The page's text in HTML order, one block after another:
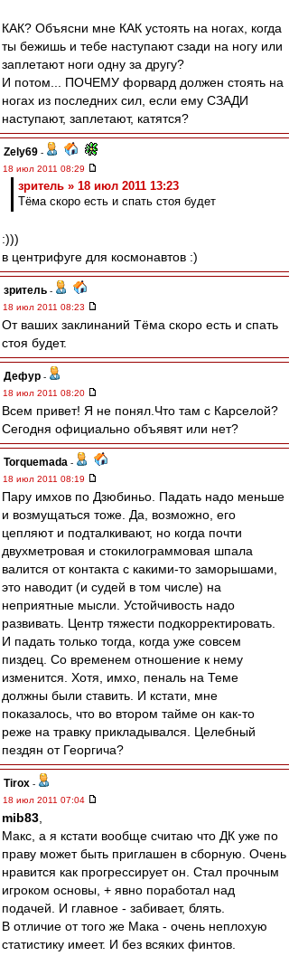
КАК? Объясни мне КАК устоять на ногах, когда
ты бежишь и тебе наступают сзади на ногу или
заплетают ноги одну за другу?
И потом... ПОЧЕМУ форвард должен стоять на
ногах из последних сил, если ему СЗАДИ
наступают, заплетают, катятся?
Zely69 -
18 июл 2011 08:29
зpитель » 18 июл 2011 13:23
Тёма скоро есть и спать стоя будет
:)))
в центрифуге для космонавтов :)
зpитель -
18 июл 2011 08:23
От ваших заклинаний Тёма скоро есть и спать
стоя будет.
Дефур -
18 июл 2011 08:20
Всем привет! Я не понял.Что там с Карселой?
Сегодня официально объявят или нет?
Torquemada -
18 июл 2011 08:19
Пару имхов по Дзюбиньо. Падать надо меньше
и возмущаться тоже. Да, возможно, его
цепляют и подталкивают, но когда почти
двухметровая и стокилограммовая шпала
валится от контакта с какими-то заморышами,
это наводит (и судей в том числе) на
неприятные мысли. Устойчивость надо
развивать. Центр тяжести подкорректировать.
И падать только тогда, когда уже совсем
пиздец. Со временем отношение к нему
изменится. Хотя, имхо, пеналь на Теме
должны были ставить. И кстати, мне
показалось, что во втором тайме он как-то
реже на травку прикладывался. Целебный
пездян от Георгича?
Tirox -
18 июл 2011 07:04
mib83
Макс, а я кстати вообще считаю что ДК уже по
праву может быть приглашен в сборную. Очень
нравится как прогрессирует он. Стал прочным
игроком основы, + явно поработал над
подачей. И главное - забивает, блять.
В отличие от того же Мака - очень неплохую
статистику имеет. И без всяких финтов.